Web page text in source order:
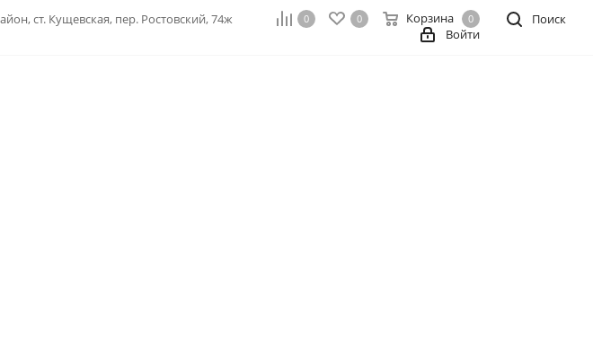
ст. Кущевская, пер. Ростовский, 74ж Поиск
0 0 Корзина 0
Войти